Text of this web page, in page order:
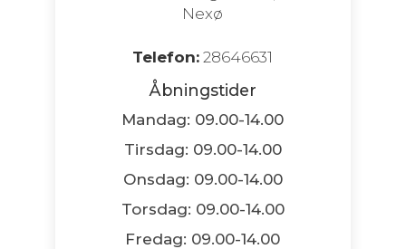
Nexø
Telefon: 28646631
Åbningstider
Mandag: 09.00-14.00
Tirsdag: 09.00-14.00
Onsdag: 09.00-14.00
Torsdag: 09.00-14.00
Fredag: 09.00-14.00